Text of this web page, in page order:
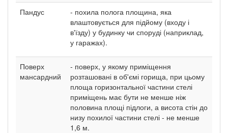
Пандус
- похила полога площина, яка
влаштовується для підйому (входу і
в'їзду) у будинку чи споруді (наприклад,
у гаражах).
Поверх
мансардний
- поверх, у якому приміщення
розташовані в об'ємі горища, при цьому
площа горизонтальної частини стелі
приміщень має бути не менше ніж
половина площі підлоги, а висота стін до
низу похилої частини стелі - не менше
1,6 м.